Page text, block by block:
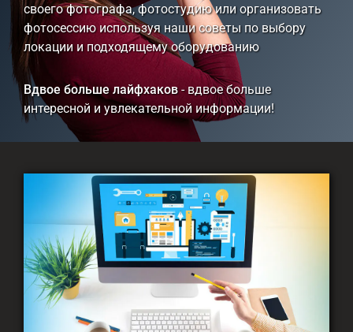
своего фотографа, фотостудию или организовать
фотосессию используя наши советы по выбору
локации и подходящему оборудованию
Вдвое больше лайфхаков- вдвое больше
интересной и увлекательной информации!